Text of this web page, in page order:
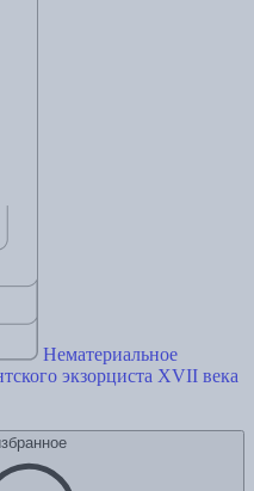
Нематериальное
экзорциста XVII века